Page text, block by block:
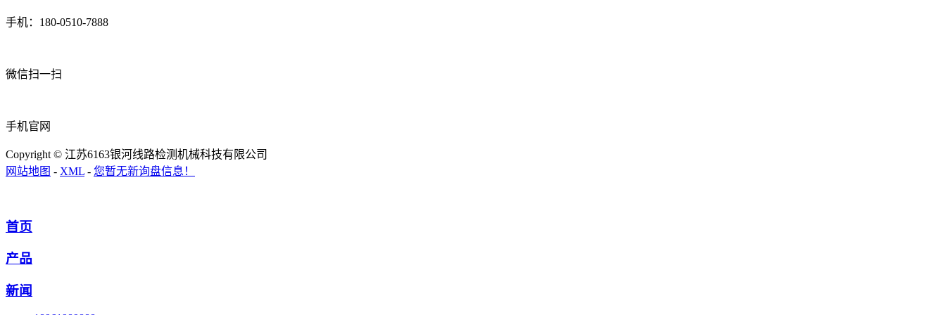
手机：180-0510-7888
微信扫一扫
手机官网
Copyright © 江苏6163银河线路检测机械科技有限公司
网站地图 - XML - 您暂无新询盘信息！
首页
产品
新闻